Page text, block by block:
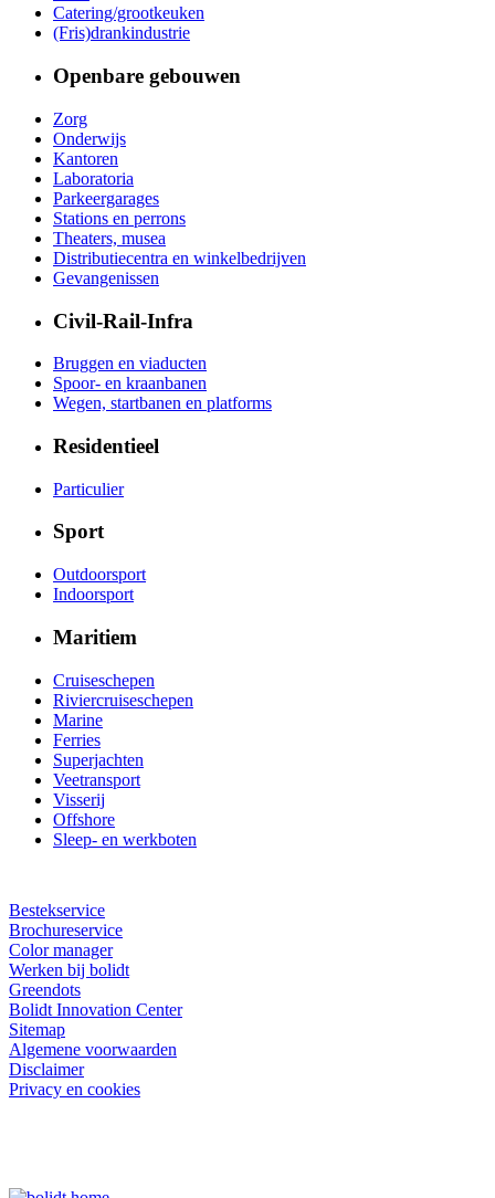
Catering/grootkeuken
(Fris)drankindustrie
Openbare gebouwen
Zorg
Onderwijs
Kantoren
Laboratoria
Parkeergarages
Stations en perrons
Theaters, musea
Distributiecentra en winkelbedrijven
Gevangenissen
Civil-Rail-Infra
Bruggen en viaducten
Spoor- en kraanbanen
Wegen, startbanen en platforms
Residentieel
Particulier
Sport
Outdoorsport
Indoorsport
Maritiem
Cruiseschepen
Riviercruiseschepen
Marine
Ferries
Superjachten
Veetransport
Visserij
Offshore
Sleep- en werkboten
Bestekservice
Brochureservice
Color manager
Werken bij bolidt
Greendots
Bolidt Innovation Center
Sitemap
Algemene voorwaarden
Disclaimer
Privacy en cookies